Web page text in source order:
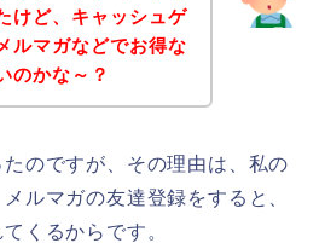
けど、キャッシュゲ
ルマガなどでお得な
のかな～？
のですが、その理由は、私の
ルマガの友達登録をすると、
くるからです。